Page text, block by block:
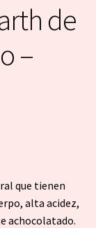
de
–
que tienen
alta acidez,
achocolatado.